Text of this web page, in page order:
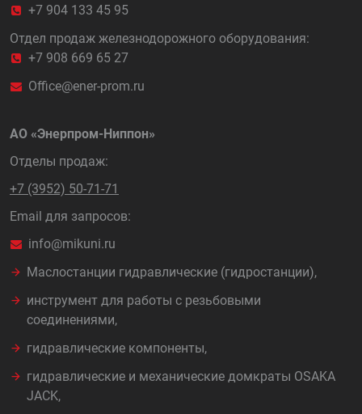
+7 904 133 45 95
Отдел продаж железнодорожного оборудования:
+7 908 669 65 27
Office@ener-prom.ru
АО «Энерпром-Ниппон»
Отделы продаж:
+7 (3952) 50-71-71
Email для запросов:
info@mikuni.ru
Маслостанции гидравлические (гидростанции),
инструмент для работы с резьбовыми
соединениями,
гидравлические компоненты,
гидравлические и механические домкраты OSAKA
JACK,